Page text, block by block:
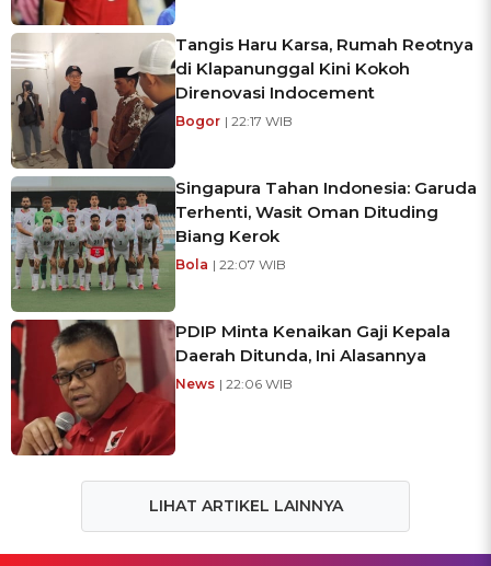
Tangis Haru Karsa, Rumah Reotnya
di Klapanunggal Kini Kokoh
Direnovasi Indocement
Bogor | 22:17 WIB
Singapura Tahan Indonesia: Garuda
Terhenti, Wasit Oman Dituding
Biang Kerok
Bola | 22:07 WIB
PDIP Minta Kenaikan Gaji Kepala
Daerah Ditunda, Ini Alasannya
News | 22:06 WIB
LIHAT ARTIKEL LAINNYA